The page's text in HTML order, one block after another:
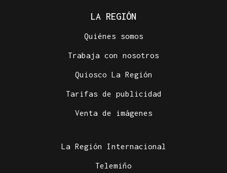
LA REGIÓN
Quiénes somos
Trabaja con nosotros
Quiosco La Región
Tarifas de publicidad
Venta de imágenes
La Región Internacional
Telemiño